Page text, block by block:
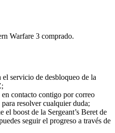
Warfare 3 comprado.
servicio de desbloqueo de la
contacto contigo por correo
resolver cualquier duda;
el boost de la Sergeant’s Beret de
seguir el progreso a través de